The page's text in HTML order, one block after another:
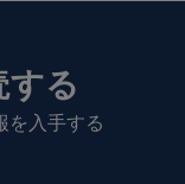
する
を入手する